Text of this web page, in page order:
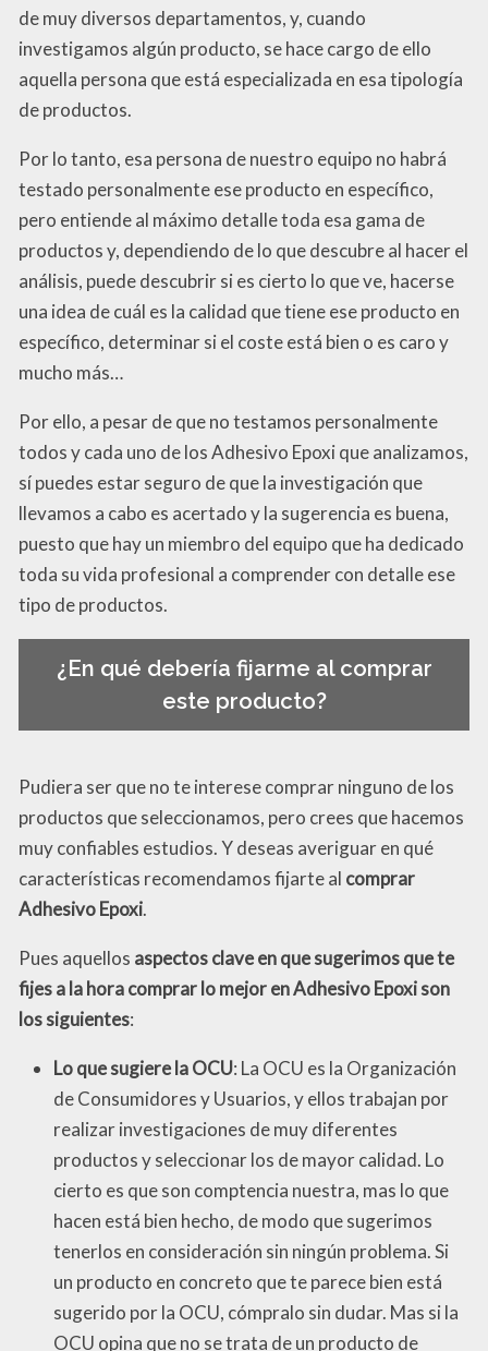
de muy diversos departamentos, y, cuando
investigamos algún producto, se hace cargo de ello
aquella persona que está especializada en esa tipología
de productos.
Por lo tanto, esa persona de nuestro equipo no habrá
testado personalmente ese producto en específico,
pero entiende al máximo detalle toda esa gama de
productos y, dependiendo de lo que descubre al hacer el
análisis, puede descubrir si es cierto lo que ve, hacerse
una idea de cuál es la calidad que tiene ese producto en
específico, determinar si el coste está bien o es caro y
mucho más…
Por ello, a pesar de que no testamos personalmente
todos y cada uno de los Adhesivo Epoxi que analizamos,
sí puedes estar seguro de que la investigación que
llevamos a cabo es acertado y la sugerencia es buena,
puesto que hay un miembro del equipo que ha dedicado
toda su vida profesional a comprender con detalle ese
tipo de productos.
¿En qué debería fijarme al comprar
este producto?
Pudiera ser que no te interese comprar ninguno de los
productos que seleccionamos, pero crees que hacemos
muy confiables estudios. Y deseas averiguar en qué
características recomendamos fijarte al comprar
Adhesivo Epoxi.
Pues aquellos aspectos clave en que sugerimos que te
fijes a la hora comprar lo mejor en Adhesivo Epoxi son
los siguientes:
Lo que sugiere la OCU: La OCU es la Organización
de Consumidores y Usuarios, y ellos trabajan por
realizar investigaciones de muy diferentes
productos y seleccionar los de mayor calidad. Lo
cierto es que son comptencia nuestra, mas lo que
hacen está bien hecho, de modo que sugerimos
tenerlos en consideración sin ningún problema. Si
un producto en concreto que te parece bien está
sugerido por la OCU, cómpralo sin dudar. Mas si la
OCU opina que no se trata de un producto de